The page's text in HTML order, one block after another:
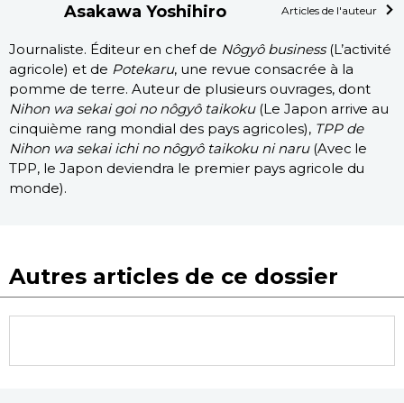
Asakawa Yoshihiro Articles de l'auteur
Journaliste. Éditeur en chef de Nôgyô business(L’activité
agricole) et de Potekaru, une revue consacrée à la
pomme de terre. Auteur de plusieurs ouvrages, dont
Nihon wa sekai goi no nôgyô taikoku(Le Japon arrive au
cinquième rang mondial des pays agricoles), TPP de
Nihon wa sekai ichi no nôgyô taikoku ni naru(Avec le
TPP, le Japon deviendra le premier pays agricole du
monde).
Autres articles de ce dossier